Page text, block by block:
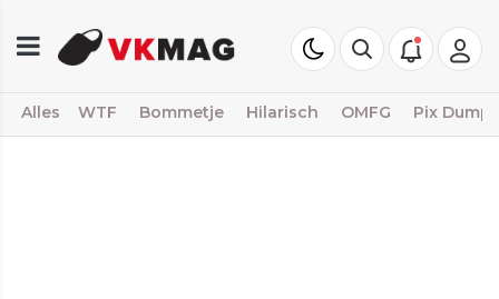
Alles WTF Bommetje Hilarisch OMFG Pix Dump